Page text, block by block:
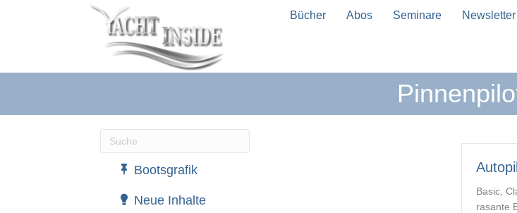
Bücher Abos Seminare Newsletter
Wenn die Ergebnisse der automatischen Vervollständigung verfügbar
Bootsgrafik
Neue Inhalte
Basic,
rasante